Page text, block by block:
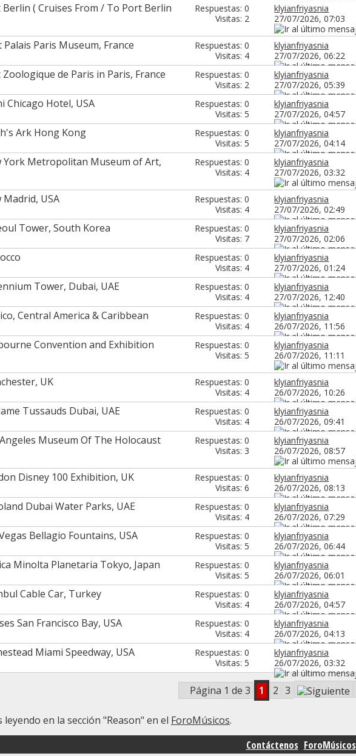
Berlin ( Cruises From / To Port Berlin
Respuestas: 0
Visitas: 2
klyianfriyasnia
27/07/2026,07:03
Paris Museum, France
Respuestas: 0
Visitas: 4
klyianfriyasnia
27/07/2026,06:22
de Paris in Paris, France
Respuestas: 0
Visitas: 2
klyianfriyasnia
27/07/2026,05:39
Chicago Hotel, USA
Respuestas: 0
Visitas: 5
klyianfriyasnia
27/07/2026,04:57
Ark Hong Kong
Respuestas: 0
Visitas: 5
klyianfriyasnia
27/07/2026,04:14
York Metropolitan Museum of Art,
Respuestas: 0
Visitas: 4
klyianfriyasnia
27/07/2026,03:32
Madrid, USA
Respuestas: 0
Visitas: 4
klyianfriyasnia
27/07/2026,02:49
Tower, South Korea
Respuestas: 0
Visitas: 7
klyianfriyasnia
27/07/2026,02:06
Respuestas: 0
Visitas: 4
klyianfriyasnia
27/07/2026,01:24
Tower, Dubai, UAE
Respuestas: 0
Visitas: 4
klyianfriyasnia
27/07/2026, 12:40
Central America & Caribbean
Respuestas: 0
Visitas: 4
klyianfriyasnia
26/07/2026, 11:56
Convention and Exhibition
Respuestas: 0
Visitas: 5
klyianfriyasnia
26/07/2026, 11:11
UK
Respuestas: 0
Visitas: 4
klyianfriyasnia
26/07/2026, 10:26
Tussauds Dubai, UAE
Respuestas: 0
Visitas: 4
klyianfriyasnia
26/07/2026,09:41
Museum Of The Holocaust
Respuestas: 0
Visitas: 3
klyianfriyasnia
26/07/2026,08:57
Disney 100 Exhibition, UK
Respuestas: 0
Visitas: 6
klyianfriyasnia
26/07/2026,08:13
Dubai Water Parks, UAE
Respuestas: 0
Visitas: 4
klyianfriyasnia
26/07/2026,07:29
Bellagio Fountains, USA
Respuestas: 0
Visitas: 5
klyianfriyasnia
26/07/2026,06:44
Minolta Planetaria Tokyo, Japan
Respuestas: 0
Visitas: 5
klyianfriyasnia
26/07/2026,06:01
Cable Car, Turkey
Respuestas: 0
Visitas: 4
klyianfriyasnia
26/07/2026,04:57
San Francisco Bay, USA
Respuestas: 0
Visitas: 4
klyianfriyasnia
26/07/2026,04:13
Miami Speedway, USA
Respuestas: 0
Visitas: 5
klyianfriyasnia
26/07/2026,03:32
Página 1 de 3 1 2 3
leyendo en la sección "Reason" en el ForoMúsicos.
Contáctenos ForoMúsicos